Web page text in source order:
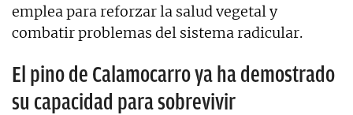
emplea para reforzar la salud vegetal y
combatir problemas del sistema radicular.
El pino de Calamocarro ya ha demostrado
su capacidad para sobrevivir